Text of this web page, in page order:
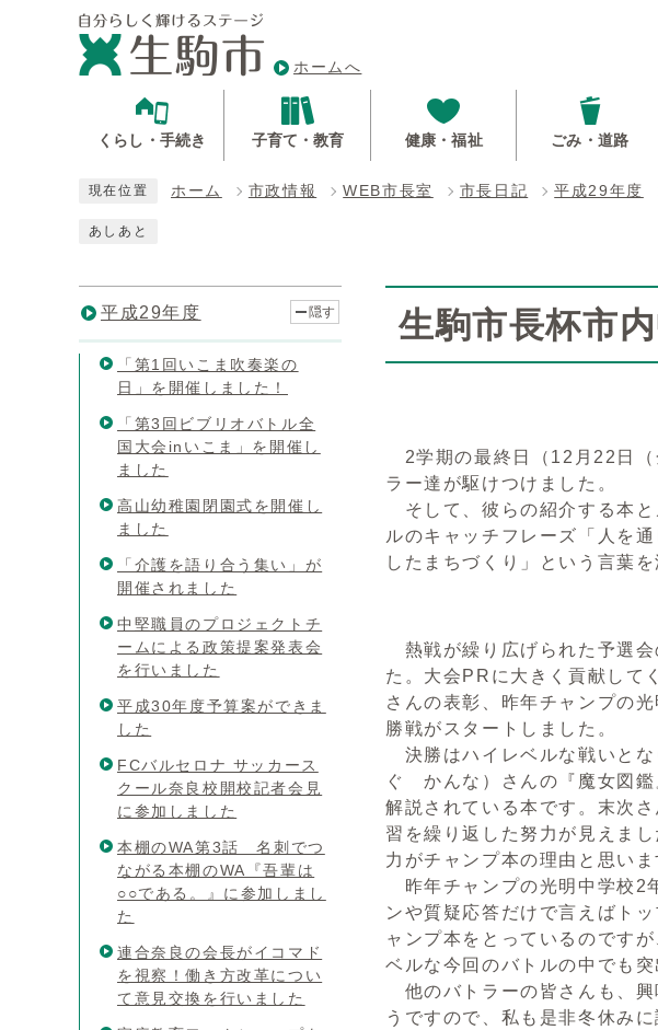
ホームへ
くらし・手続き 子育て・教育 健康・福祉 ごみ・道路
現在位置 ホーム 市政情報 WEB市長室 市長日記 平成29年度
あしあと
生駒市長杯市
2学期の最終日（12月22日（
ラー達が駆けつけました。
そして、彼らの紹介する本と
ルのキャッチフレーズ「人を
したまちづくり」という言葉
熱戦が繰り広げられた予選会
た。大会PRに大きく貢献して
さんの表彰、昨年チャンプの
勝戦がスタートしました。
決勝はハイレベルな戦いと
ぐ かんな）さんの『魔女図鑑
解説されている本です。末次
習を繰り返した努力が見えま
力がチャンプ本の理由と思いま
昨年チャンプの光明中学校2
ンや質疑応答だけで言えばト
ャンプ本をとっているのです
ベルな今回のバトルの中でも突
他のバトラーの皆さんも、興
うですので、私も是非冬休み
平成29年度 隠す
「第1回いこま吹奏楽の
日」を開催しました！
「第3回ビブリオバトル全
国大会inいこま」を開催し
ました
高山幼稚園閉園式を開催し
ました
「介護を語り合う集い」が
開催されました
中堅職員のプロジェクトチ
ームによる政策提案発表会
を行いました
平成30年度予算案ができま
した
FCバルセロナ サッカース
クール奈良校開校記者会見
に参加しました
本棚のWA第3話 名刺でつ
ながる本棚のWA『吾輩は
○○である。』に参加しまし
た
連合奈良の会長がイコマド
を視察！働き方改革につい
て意見交換を行いました